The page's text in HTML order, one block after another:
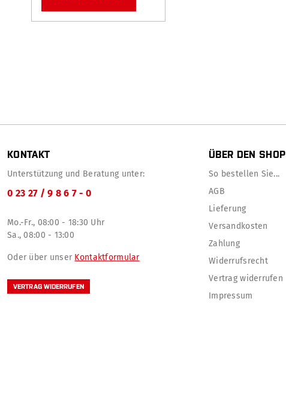
KONTAKT
Unterstützung und Beratung unter:
0 23 27 / 9 8 6 7 - 0
Mo.-Fr., 08:00 - 18:30 Uhr
Sa., 08:00 - 13:00
Oder über unser Kontaktformular
VERTRAG WIDERRUFEN
ÜBER DEN SHOP
So bestellen Sie...
AGB
Lieferung
Versandkosten
Zahlung
Widerrufsrecht
Vertrag widerrufen
Impressum